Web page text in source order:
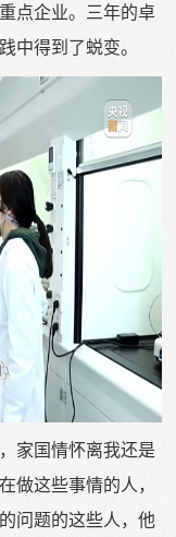
点企业。三年的卓
中得到了蜕变。
家国情怀离我还是
做这些事情的人，
问题的这些人，他